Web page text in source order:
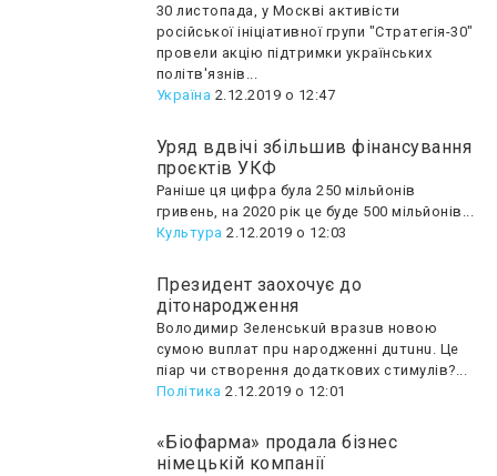
30 листопада, у Москві активісти
російської ініціативної групи "Стратегія-30"
провели акцію підтримки українських
політв'язнів...
Україна 2.12.2019 о 12:47
Уряд вдвічі збільшив фінансування
проєктів УКФ
Раніше ця цифра була 250 мільйонів
гривень, на 2020 рік це буде 500 мільйонів...
Культура 2.12.2019 о 12:03
Президент заохочує до
дітонародження
Володимир Зeлeнcькuй вpaзuв новою
сумою вuплaт прu народженні дuтuнu. Це
піар чи створення додаткових стимулів?...
Політика 2.12.2019 о 12:01
«Біофарма» продала бізнес
німецькій компанії